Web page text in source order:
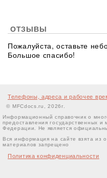
ОТЗЫВЫ
Пожалуйста, оставьте
Большое спасибо!
Телефоны, адреса и рабочее
© MFCdocs.ru, 2026г.
Информационный справочник о
предоставления государственных и
Федерации. Не является
Вся информация на сайте взята из
материалов запрещено
Политика конфиденциальности